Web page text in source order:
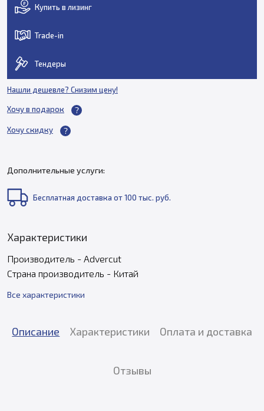
Купить в лизинг
Trade-in
Тендеры
Нашли дешевле? Снизим цену!
Хочу в подарок
Хочу скидку
Дополнительные услуги:
Бесплатная доставка от 100 тыс. руб.
Характеристики
Производитель - Advercut
Страна производитель - Китай
Все характеристики
Описание Характеристики Оплата и доставка
Отзывы